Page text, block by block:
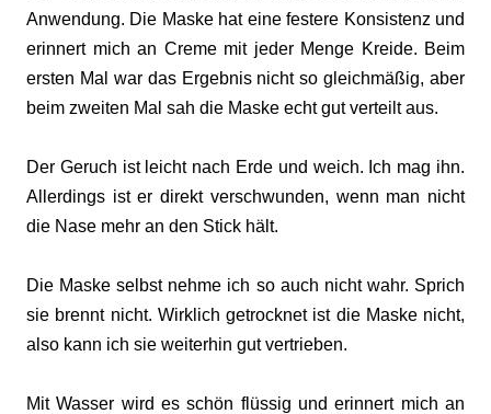
Anwendung. Die Maske hat eine festere Konsistenz und
erinnert mich an Creme mit jeder Menge Kreide. Beim
ersten Mal war das Ergebnis nicht so gleichmäßig, aber
beim zweiten Mal sah die Maske echt gut verteilt aus.
Der Geruch ist leicht nach Erde und weich. Ich mag ihn.
Allerdings ist er direkt verschwunden, wenn man nicht
die Nase mehr an den Stick hält.
Die Maske selbst nehme ich so auch nicht wahr. Sprich
sie brennt nicht. Wirklich getrocknet ist die Maske nicht,
also kann ich sie weiterhin gut vertrieben.
Mit Wasser wird es schön flüssig und erinnert mich an